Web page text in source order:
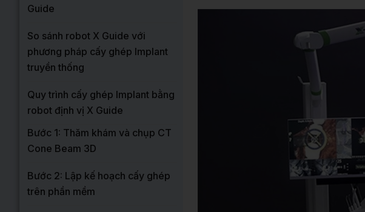
Guide
So sánh robot X Guide với
phương pháp cấy ghép Implant
truyền thống
Quy trình cấy ghép Implant bằng
robot định vị X Guide
Bước 1: Thăm khám và chụp CT
Cone Beam 3D
Bước 2: Lập kế hoạch cấy ghép
trên phần mềm